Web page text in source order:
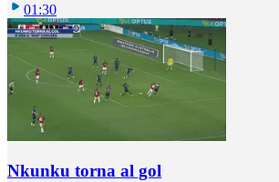
01:30
Nkunku torna al gol